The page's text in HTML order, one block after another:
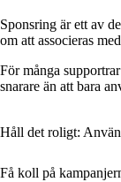
Sponsring är ett av
om att associeras
För många
snarare än att bara
Håll det roligt:
Få koll på